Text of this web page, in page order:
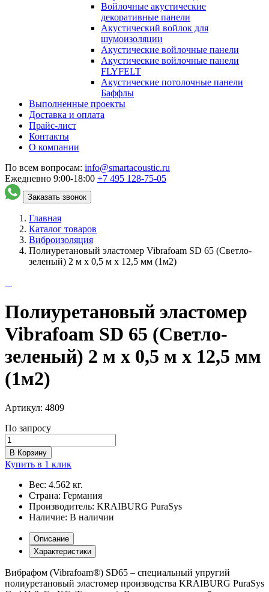
Войлочные акустические
декоративные панели
Акустический войлок для
шумоизоляции
Акустические войлочные панели
Акустические войлочные панели
FLYFELT
Акустические потолочные панели
Баффлы
Выполненные проекты
Доставка и оплата
Прайс-лист
Контакты
О компании
По всем вопросам: info@smartacoustic.ru
Ежедневно 9:00-18:00 +7 495 128-75-05
Заказать звонок
Главная
Каталог товаров
Виброизоляция
Полиуретановый эластомер Vibrafoam SD 65 (Светло-
зеленый) 2 м х 0,5 м х 12,5 мм (1м2)
Полиуретановый эластомер
Vibrafoam SD 65 (Светло-
зеленый) 2 м х 0,5 м х 12,5 мм
(1м2)
Артикул: 4809
По запросу
В Корзину
Купить в 1 клик
Вес: 4.562 кг.
Страна: Германия
Производитель: KRAIBURG PuraSys
Наличие: В наличии
Описание
Характеристики
Вибрафом (Vibrafoam®) SD65 – специальный упругий
полиуретановый эластомер производства KRAIBURG PuraSys